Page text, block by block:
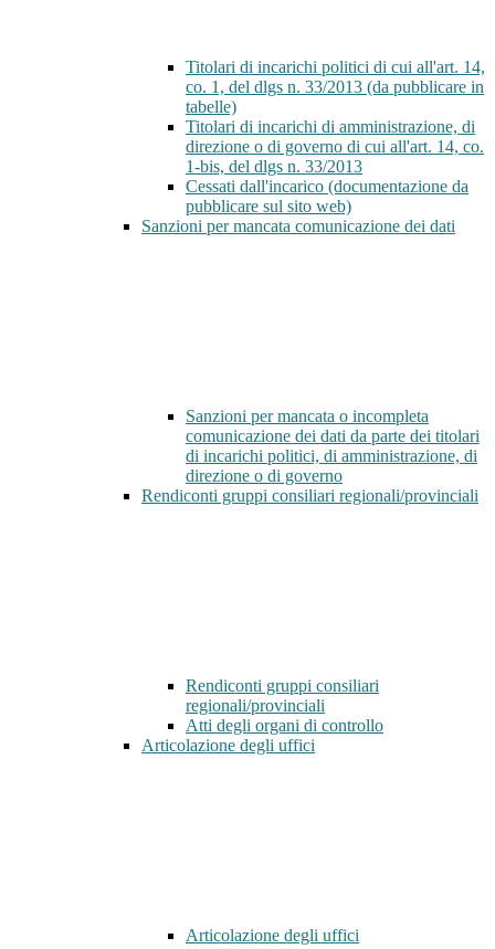
Titolari di incarichi politici di cui all'art. 14,
co. 1, del dlgs n. 33/2013 (da pubblicare in
tabelle)
Titolari di incarichi di amministrazione, di
direzione o di governo di cui all'art. 14, co.
1-bis, del dlgs n. 33/2013
Cessati dall'incarico (documentazione da
pubblicare sul sito web)
Sanzioni per mancata comunicazione dei dati
Sanzioni per mancata o incompleta
comunicazione dei dati da parte dei titolari
di incarichi politici, di amministrazione, di
direzione o di governo
Rendiconti gruppi consiliari regionali/provinciali
Rendiconti gruppi consiliari
regionali/provinciali
Atti degli organi di controllo
Articolazione degli uffici
Articolazione degli uffici